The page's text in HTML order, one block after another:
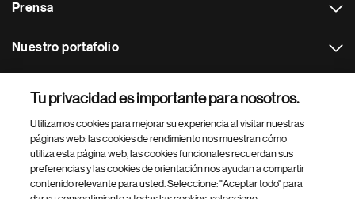
Prensa
Nuestro portafolio
Footer Site Search
Tu privacidad es importante para nosotros.
Utilizamos cookies para mejorar su experiencia al visitar nuestras
páginas web: las cookies de rendimiento nos muestran cómo
utiliza esta página web, las cookies funcionales recuerdan sus
preferencias y las cookies de orientación nos ayudan a compartir
contenido relevante para usted. Seleccione: "Aceptar todo" para